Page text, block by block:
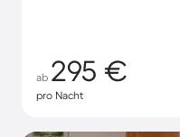
ab 295 €
pro Nacht